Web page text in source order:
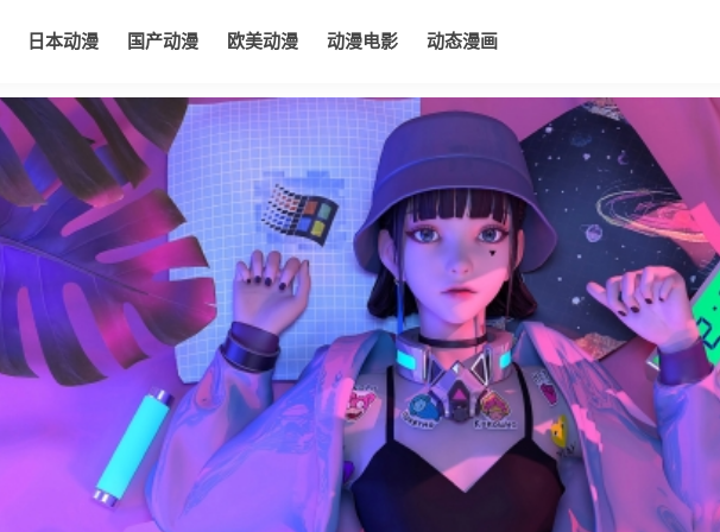
日本动漫 国产动漫 欧美动漫 动漫电影 动态漫画
欧美动漫 动漫电影 动态漫画